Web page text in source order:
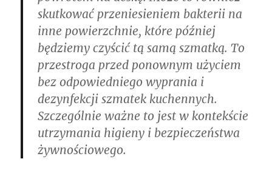
skutkować przeniesieniem bakterii na
inne powierzchnie, które później
będziemy czyścić tą samą szmatką. To
przestroga przed ponownym użyciem
bez odpowiedniego wyprania i
dezynfekcji szmatek kuchennych.
Szczególnie ważne to jest w kontekście
utrzymania higieny i bezpieczeństwa
żywnościowego.